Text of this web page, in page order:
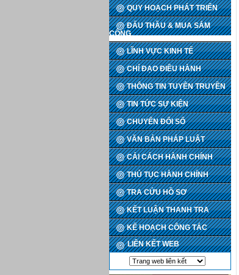
QUY HOẠCH PHÁT TRIỂN
ĐẤU THẦU & MUA SẮM
CÔNG
LĨNH VỰC KINH TẾ
CHỈ ĐẠO ĐIỀU HÀNH
THÔNG TIN TUYÊN TRUYỀN
TIN TỨC SỰ KIỆN
CHUYỂN ĐỔI SỐ
VĂN BẢN PHÁP LUẬT
CẢI CÁCH HÀNH CHÍNH
THỦ TỤC HÀNH CHÍNH
TRA CỨU HỒ SƠ
KẾT LUẬN THANH TRA
KẾ HOẠCH CÔNG TÁC
LIÊN KẾT WEB